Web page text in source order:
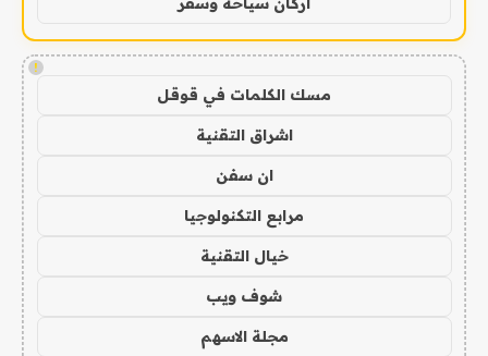
!
مسك الكلمات في قوقل
اشراق التقنية
ان سفن
مرابع التكنولوجيا
خيال التقنية
شوف ويب
مجلة الاسهم